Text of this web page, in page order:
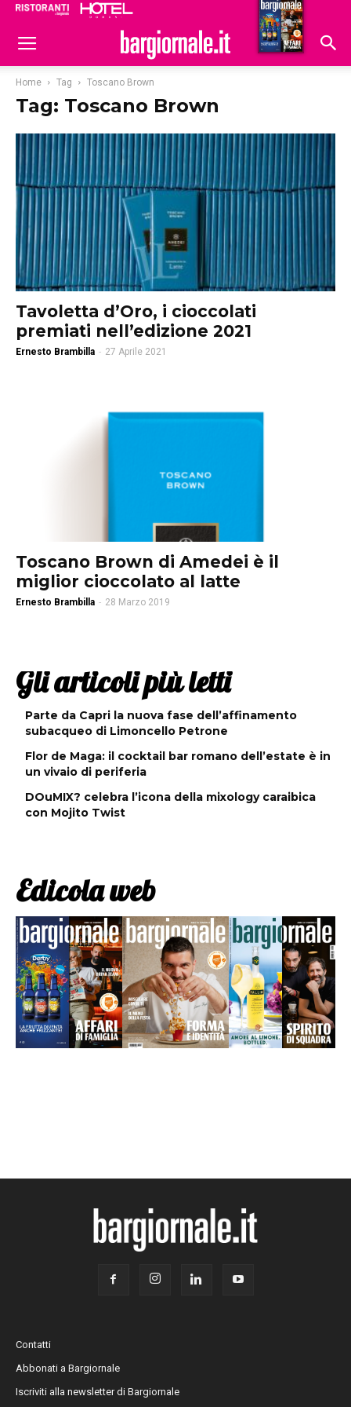
Hoteldomani
Home Tag Toscano Brown
Tag: Toscano Brown
Tavoletta d’Oro, i cioccolati
premiati nell’edizione 2021
Ernesto Brambilla - 27 Aprile 2021
Toscano Brown di Amedei è il
miglior cioccolato al latte
Ernesto Brambilla - 28 Marzo 2019
Gli articoli più letti
Parte da Capri la nuova fase dell’affinamento
subacqueo di Limoncello Petrone
Flor de Maga: il cocktail bar romano dell’estate è in
un vivaio di periferia
DOuMIX? celebra l’icona della mixology caraibica
con Mojito Twist
Edicola web
Contatti
Abbonati a Bargiornale
Iscriviti alla newsletter di Bargiornale